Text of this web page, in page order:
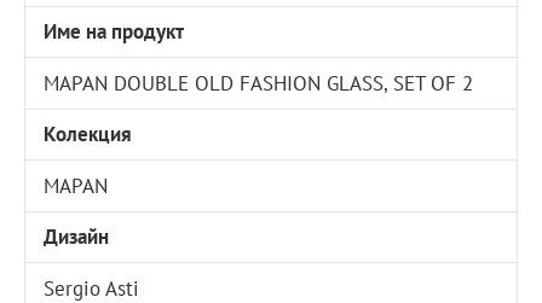
Име на продукт
MAPAN DOUBLE OLD FASHION GLASS, SET OF 2
Колекция
MAPAN
Дизайн
Sergio Asti